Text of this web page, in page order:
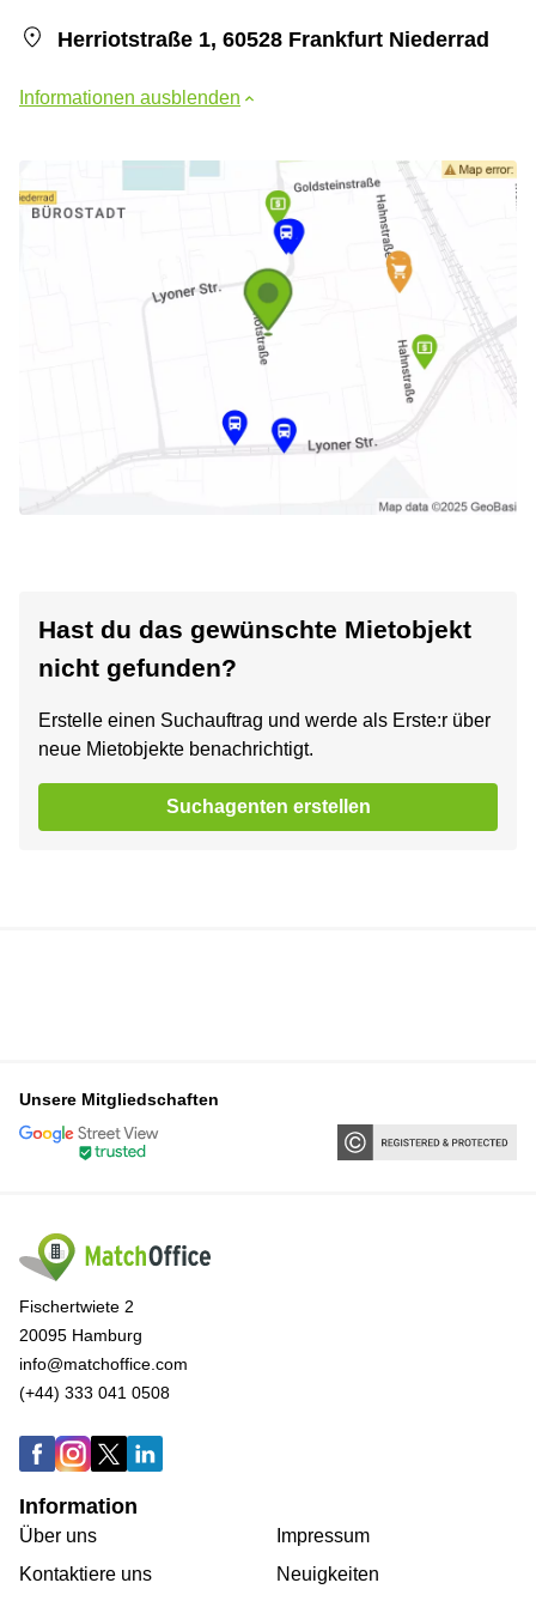
Herriotstraße 1, 60528 Frankfurt Niederrad
Informationen ausblenden
Hast du das gewünschte Mietobjekt
nicht gefunden?
Erstelle einen Suchauftrag und werde als Erste:r über
neue Mietobjekte benachrichtigt.
Suchagenten erstellen
Unsere Mitgliedschaften
Fischertwiete 2
20095 Hamburg
info@matchoffice.com
(+44) 333 041 0508
Information
Über uns
Kontaktiere uns
Impressum
Neuigkeiten